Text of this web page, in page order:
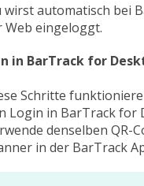
wirst automatisch bei
Web eingeloggt.
in BarTrack for
Schritte
Login in BarTrack for
denselben QR-
in der BarTrack